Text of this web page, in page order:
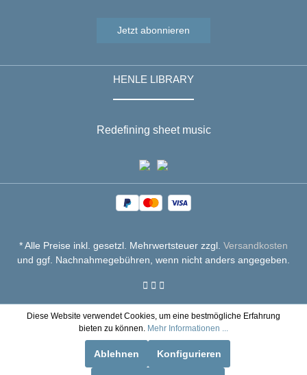
Jetzt abonnieren
HENLE LIBRARY
Redefining sheet music
* Alle Preise inkl. gesetzl. Mehrwertsteuer zzgl. Versandkosten
und ggf. Nachnahmegebühren, wenn nicht anders angegeben.
Diese Website verwendet Cookies, um eine bestmögliche Erfahrung
bieten zu können. Mehr Informationen ...
Ablehnen Konfigurieren